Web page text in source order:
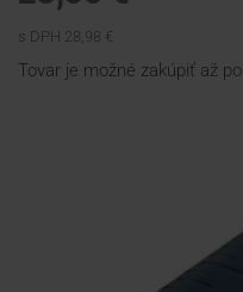
KONTAKTY
s DPH 28,98 €
Tovar je možné zakúpiť až po